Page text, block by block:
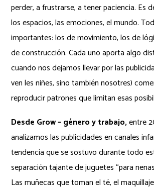
perder, a frustrarse, a tener paciencia. Es
los espacios, las emociones, el mundo.
importantes: los de movimiento, los de
de construcción. Cada uno aporta algo
cuando nos dejamos llevar por las
ven les niñes, sino también nosotres)
reproducir patrones que limitan esas
Desde Grow – género y trabajo, entre
analizamos las publicidades en canales
tendencia que se sostuvo durante todo
separación tajante de juguetes “para
Las muñecas que toman el té, el